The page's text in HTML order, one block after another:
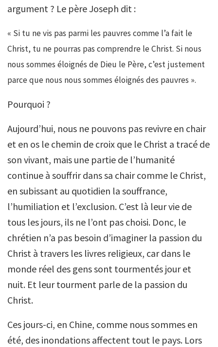
argument ? Le père Joseph dit :
« Si tu ne vis pas parmi les pauvres comme l’a fait le
Christ, tu ne pourras pas comprendre le Christ. Si nous
nous sommes éloignés de Dieu le Père, c’est justement
parce que nous nous sommes éloignés des pauvres ».
Pourquoi ?
Aujourd’hui, nous ne pouvons pas revivre en chair
et en os le chemin de croix que le Christ a tracé de
son vivant, mais une partie de l’humanité
continue à souffrir dans sa chair comme le Christ,
en subissant au quotidien la souffrance,
l’humiliation et l’exclusion. C’est là leur vie de
tous les jours, ils ne l’ont pas choisi. Donc, le
chrétien n’a pas besoin d’imaginer la passion du
Christ à travers les livres religieux, car dans le
monde réel des gens sont tourmentés jour et
nuit. Et leur tourment parle de la passion du
Christ.
Ces jours-ci, en Chine, comme nous sommes en
été, des inondations affectent tout le pays. Lors